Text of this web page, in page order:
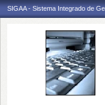
SIGAA - Sistema Integrado de